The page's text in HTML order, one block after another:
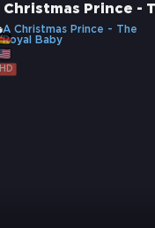
HD